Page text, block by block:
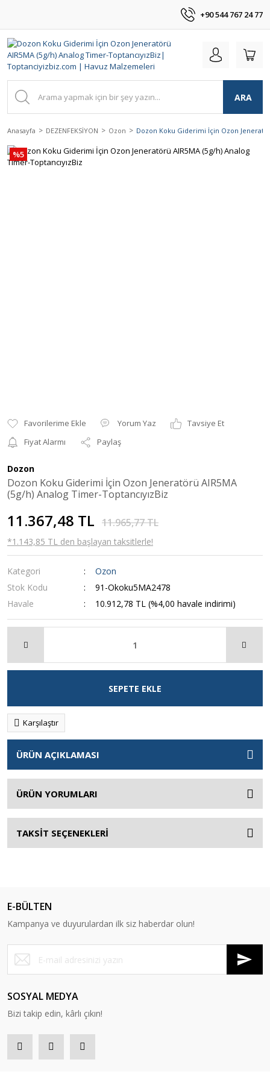
+90 544 767 24 77
ARA
Anasayfa DEZENFEKSİYON Ozon Dozon Koku Giderimi İçin Ozon
%5
Yorum Yaz
Tavsiye Et
Fiyat Alarmı
Paylaş
Dozon
Dozon Koku Giderimi İçin Ozon Jeneratörü AIR5MA
(5g/h) Analog Timer-ToptancıyızBiz
11.367,48 TL 11.965,77 TL
*1.143,85 TL den başlayan taksitlerle!
Kategori
Ozon
Stok Kodu
91-Okoku5MA2478
Havale
10.912,78 TL (%4,00 havale indirimi)
SEPETE EKLE
Karşılaştır
ÜRÜN AÇIKLAMASI
ÜRÜN YORUMLARI
TAKSİT SEÇENEKLERİ
E-BÜLTEN
Kampanya ve duyurulardan ilk siz haberdar olun!
SOSYAL MEDYA
Bizi takip edin, kârlı çıkın!